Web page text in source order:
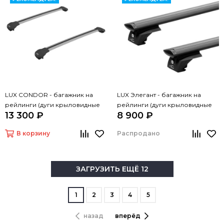
LUX CONDOR - багажник на
рейлинги (дуги крыловидные
серые 110 см)
13 300 ₽
В корзину
LUX Элегант - багажник на
рейлинги (дуги крыловидные
черные, 1,2м)
8 900 ₽
Распродано
ЗАГРУЗИТЬ ЕЩЁ 12
назад
1 2 3 4 5
вперёд